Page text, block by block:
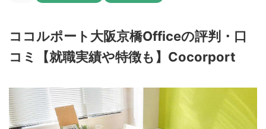
ココルポート大阪京橋Officeの評判・口
コミ【就職実績や特徴も】Cocorport